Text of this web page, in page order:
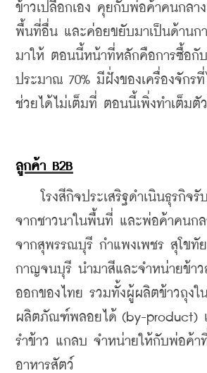
ข้าวเปลือกเอง คุยกับพ่อค้าคนกลา
พื้นที่อื่น และค่อยขยับมาเป็นด้านกา
มาให้ ตอนนี้หน้าที่หลักคือการซื้อกั
ประมาณ 70% มีฝั่งของเครื่องจักร
ช่วยได้ไม่เต็มที่ ตอนนี้เพิ่งทำเต็มตั
ลูกค้า B2B
โรงสีกิจประเสริฐดำเนินธุรกิจรั
จากชาวนาในพื้นที่ และพ่อค้าคนกล
จากสุพรรณบุรี กำแพงเพชร สุโขทั
กาญจนบุรี นำมาสีและจำหน่ายข้าว
ออกของไทย รวมทั้งผู้ผลิตข้าวถุงใ
ผลิตภัณฑ์พลอยได้ (by-product)
รำข้าว แกลบ จำหน่ายให้กับพ่อค้า
อาหารสัตว์